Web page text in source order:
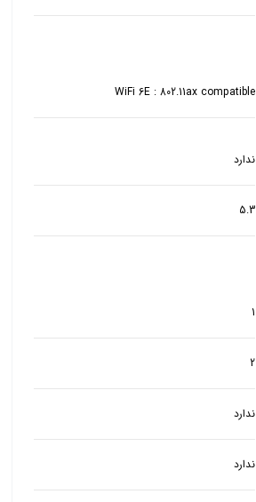
WiFi 6E : 802.11ax compatible
ندارد
5.3
1
2
ندارد
ندارد